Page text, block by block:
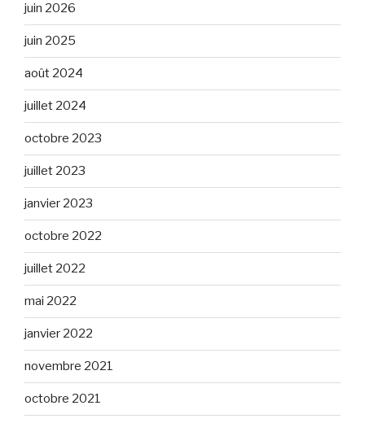
juin 2026
juin 2025
août 2024
juillet 2024
octobre 2023
juillet 2023
janvier 2023
octobre 2022
juillet 2022
mai 2022
janvier 2022
novembre 2021
octobre 2021